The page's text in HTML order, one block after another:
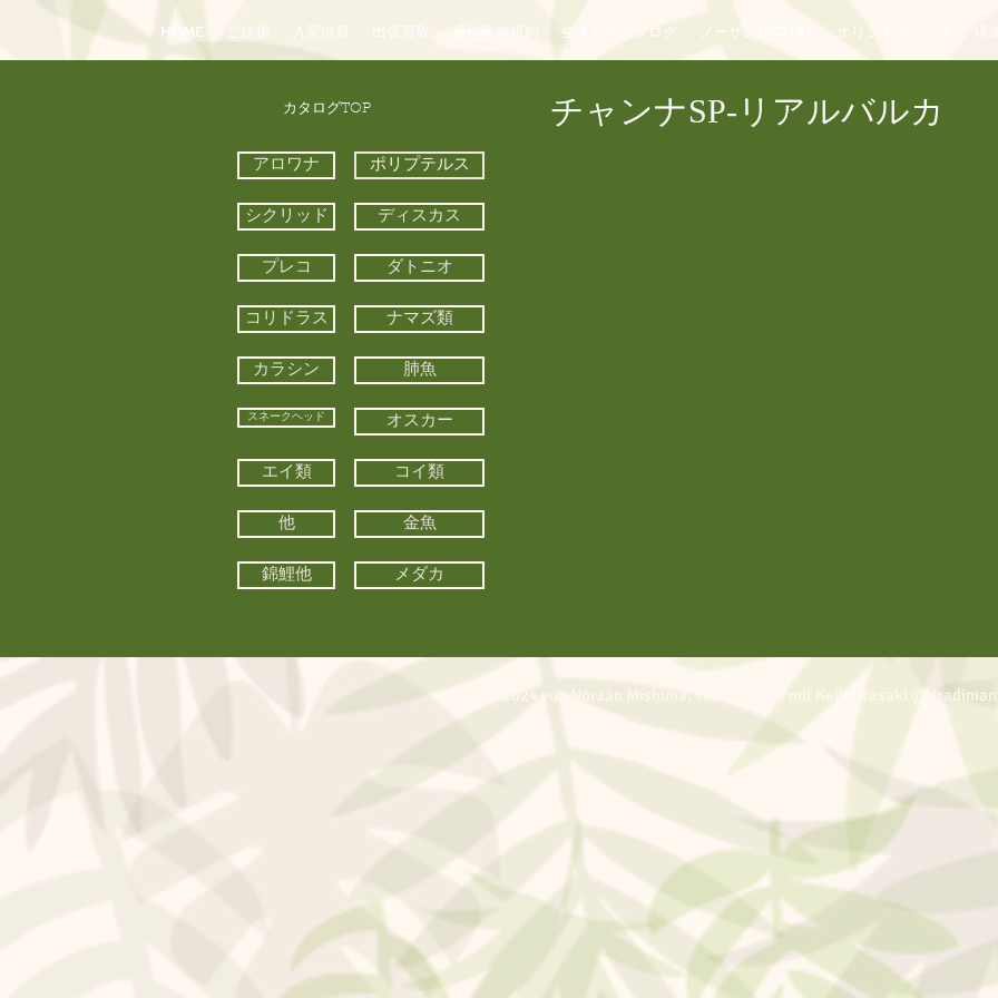
HOME ご挨拶 入荷情報 出張買取 通信販売規約 生きものカタログ ノーザンDIGITAL オリジナルグッズ
​カタログTOP
アロワナ ポリプテルス
シクリッド ディスカス
プレコ ダトニオ
コリドラス ナマズ類
カラシン 肺魚
スネークヘッド オスカー
エイ類 コイ類
他 金魚
錦鯉他 メダカ
チャンナSP-リアルバルカ
© 2024 von Norzan Mishima, stolz erstellt mit Keiji Urasaki